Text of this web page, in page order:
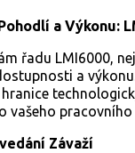
a Výkonu:
řadu LMI6000,
a
vašeho
Závaží